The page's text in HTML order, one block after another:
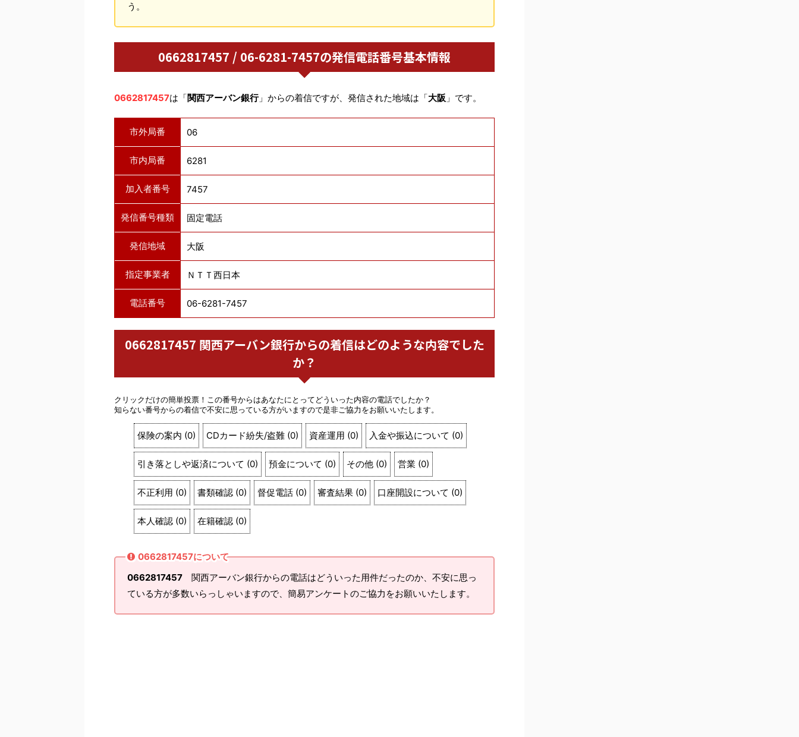
う。
0662817457 / 06-6281-7457の発信電話番号基本情報
0662817457は「関西アーバン銀行」からの着信ですが、発信された地域は「大阪 」です。
市外局番 06
市内局番 6281
加入者番号 7457
発信番号種類 固定電話
発信地域 大阪
指定事業者 ＮＴＴ西日本
電話番号 06-6281-7457
0662817457 関西アーバン銀行からの着信はどのような内容でした
か？
クリックだけの簡単投票！この番号からはあなたにとってどういった内容の電話でしたか？
知らない番号からの着信で不安に思っている方がいますので是非ご協力をお願いいたします。
保険の案内 (0) CDカード紛失/盗難 (0) 資産運用 (0) 入金や振込について (0)
引き落としや返済について (0) 預金について (0) その他 (0) 営業 (0)
不正利用 (0) 書類確認 (0) 督促電話 (0) 審査結果 (0) 口座開設について (0)
本人確認 (0) 在籍確認 (0)
0662817457について
0662817457 関西アーバン銀行からの電話はどういった用件だったのか、不安に思っ
ている方が多数いらっしゃいますので、簡易アンケートのご協力をお願いいたします。